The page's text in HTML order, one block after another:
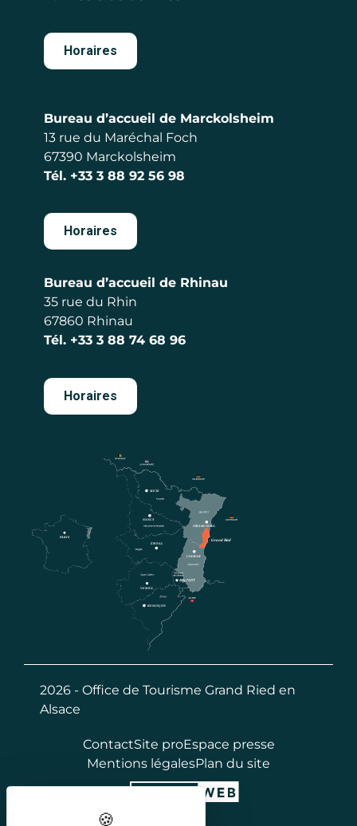
Horaires
Bureau d’accueil de Marckolsheim
13 rue du Maréchal Foch
67390 Marckolsheim
Tél. +33 3 88 92 56 98
Horaires
Bureau d’accueil de Rhinau
35 rue du Rhin
67860 Rhinau
Tél. +33 3 88 74 68 96
Horaires
2026 - Office de Tourisme Grand Ried en
Alsace
ContactSite proEspace presse
Mentions légalesPlan du site